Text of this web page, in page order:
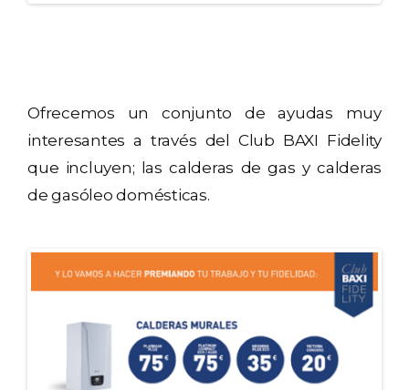
Ofrecemos un conjunto de ayudas muy
interesantes a través del Club BAXI Fidelity
que incluyen; las calderas de gas y calderas
de gasóleo domésticas.